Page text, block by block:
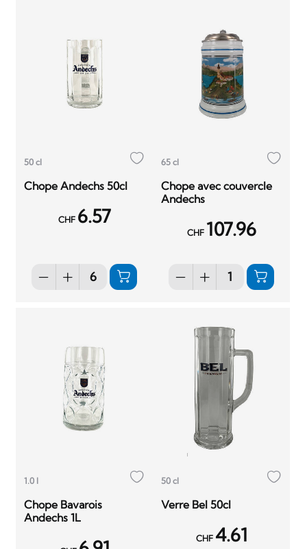
50 cl
Chope Andechs 50cl
CHF 6.57
65 cl
Chope avec couvercle
Andechs
CHF 107.96
1.0 l
Chope Bavarois
Andechs 1L
50 cl
Verre Bel 50cl
CHF 4.61